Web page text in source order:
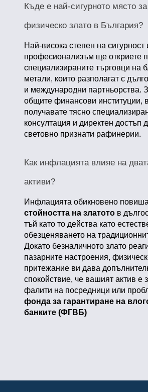
Къде е най-сигурното място за
физическо злато в България?
Най-висока степен на сигурност
професионализъм ще откриете
специализираните търговци на
метали, които разполагат с
и международни партньорства.
общите финансови институции, в
получавате тясно
консултация и директен достъп
световно признати рафинерии.
Как инфлацията влияе на
активи?
Инфлацията обикновено
стойността на златото в
тъй като то действа като
обезценяването на
Докато безналичното злато
пазарните настроения,
притежание ви дава
спокойствие, че вашият актив е
фалити на посредници или
фонда за гарантиране на
банките (ФГВБ)